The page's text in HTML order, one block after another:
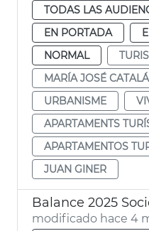
TODAS LAS
EN PORTADA
NORMAL
MARÍA JOSÉ CATALÁ
URBANISME
APARTAMENTS
APARTAMENTOS
JUAN GINER
modificado hace 4